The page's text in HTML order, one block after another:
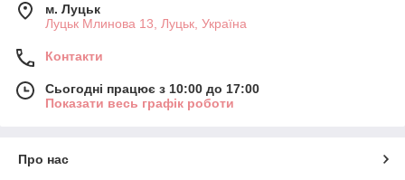
м. Луцьк
Луцьк Млинова 13, Луцьк, Україна
Контакти
Сьогодні працює з 10:00 до 17:00
Показати весь графік роботи
Про нас